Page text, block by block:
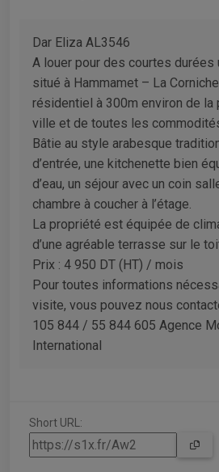
Dar Eliza AL3546
A louer pour des courtes durées
situé à Hammamet – La
résidentiel à 300m environ de la
ville et de toutes les
Bâtie au style arabesque
d’entrée, une kitchenette bien
d’eau, un séjour avec un coin
chambre à coucher à l’étage.
La propriété est équipée de
d’une agréable terrasse sur le
Prix : 4 950 DT (HT) / mois
Pour toutes informations
visite, vous pouvez nous
105 844 / 55 844 605 Agence
International
Short URL: